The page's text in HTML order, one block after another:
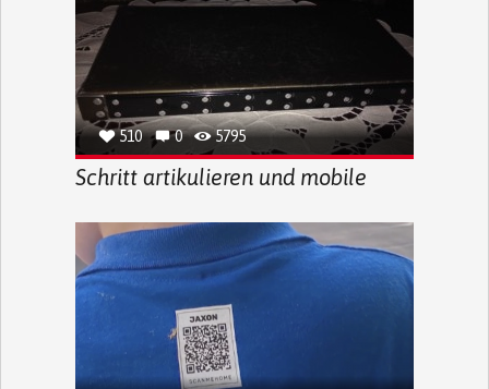
510 0 5795
Schritt artikulieren und mobile